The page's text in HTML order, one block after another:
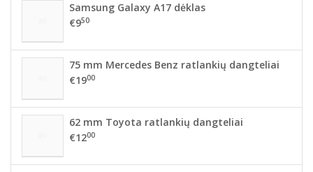
Samsung Galaxy A17 dėklas
€950
75 mm Mercedes Benz ratlankių dangteliai
€1900
62 mm Toyota ratlankių dangteliai
€1200